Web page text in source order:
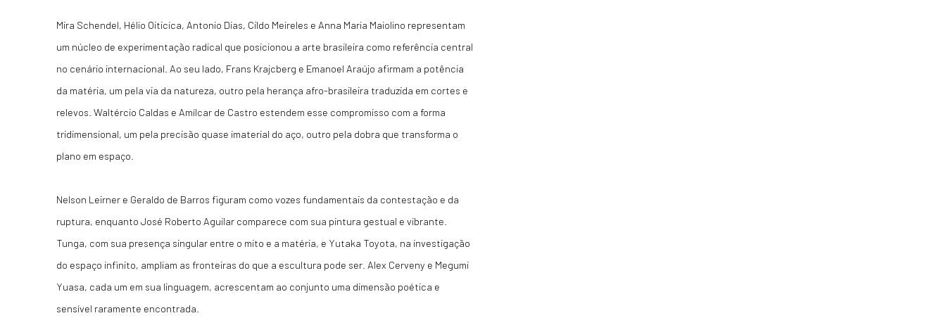
Mira Schendel, Hélio Oiticica, Antonio Dias, Cildo Meireles e Anna Maria Maiolino representam
um núcleo de experimentação radical que posicionou a arte brasileira como referência central
no cenário internacional. Ao seu lado, Frans Krajcberg e Emanoel Araújo afirmam a potência
da matéria, um pela via da natureza, outro pela herança afro-brasileira traduzida em cortes e
relevos. Waltércio Caldas e Amílcar de Castro estendem esse compromisso com a forma
tridimensional, um pela precisão quase imaterial do aço, outro pela dobra que transforma o
plano em espaço.
Nelson Leirner e Geraldo de Barros figuram como vozes fundamentais da contestação e da
ruptura, enquanto José Roberto Aguilar comparece com sua pintura gestual e vibrante.
Tunga, com sua presença singular entre o mito e a matéria, e Yutaka Toyota, na investigação
do espaço infinito, ampliam as fronteiras do que a escultura pode ser. Alex Cerveny e Megumi
Yuasa, cada um em sua linguagem, acrescentam ao conjunto uma dimensão poética e
sensível raramente encontrada.